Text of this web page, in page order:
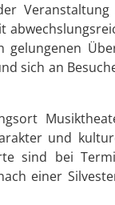
gelungenen
sich an
und
sind bei
einer